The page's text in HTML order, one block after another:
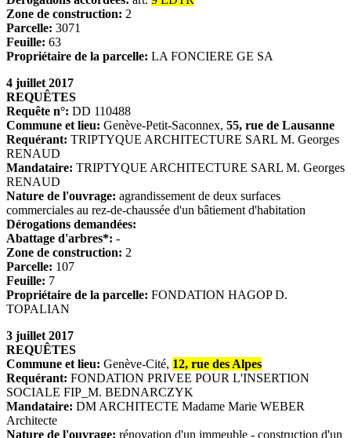
Zone de construction: 2
Parcelle: 3071
Feuille: 63
Propriétaire de la parcelle: LA FONCIERE GE SA
4 juillet 2017
REQUÊTES
Requête n°: DD 110488
Commune et lieu: Genève-Petit-Saconnex, 55, rue de Lausanne
Requérant: TRIPTYQUE ARCHITECTURE SARL M. Georges
RENAUD
Mandataire: TRIPTYQUE ARCHITECTURE SARL M. Georges
RENAUD
Nature de l'ouvrage: agrandissement de deux surfaces
commerciales au rez-de-chaussée d'un bâtiement d'habitation
Dérogations demandées:
Abattage d'arbres*: -
Zone de construction: 2
Parcelle: 107
Feuille: 7
Propriétaire de la parcelle: FONDATION HAGOP D.
TOPALIAN
3 juillet 2017
REQUÊTES
Commune et lieu: Genève-Cité, 12, rue des Alpes
Requérant: FONDATION PRIVEE POUR L'INSERTION
SOCIALE FIP_M. BEDNARCZYK
Mandataire: DM ARCHITECTE Madame Marie WEBER
Architecte
Nature de l'ouvrage: rénovation d'un immeuble - construction d'un